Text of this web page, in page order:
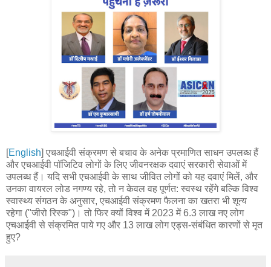
[English] एचआईवी संक्रमण से बचाव के अनेक प्रमाणित साधन उपलब्ध हैं
और एचआईवी पॉजिटिव लोगों के लिए जीवनरक्षक दवाएं सरकारी सेवाओं में
उपलब्ध हैं। यदि सभी एचआईवी के साथ जीवित लोगों को यह दवाएं मिलें, और
उनका वायरल लोड नगण्य रहे, तो न केवल वह पूर्णत: स्वस्थ रहेंगे बल्कि विश्व
स्वास्थ्य संगठन के अनुसार, एचआईवी संक्रमण फैलना का खतरा भी शून्य
रहेगा ("जीरो रिस्क")। तो फिर क्यों विश्व में 2023 में 6.3 लाख नए लोग
एचआईवी से संक्रमित पाये गए और 13 लाख लोग एड्स-संबंधित कारणों से मृत
हुए?